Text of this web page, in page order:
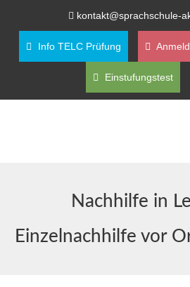
kontakt@sprachschule-
Info TELC Prüfung
Einstufungstest
Nachhilfe in
Einzelnachhilfe vor